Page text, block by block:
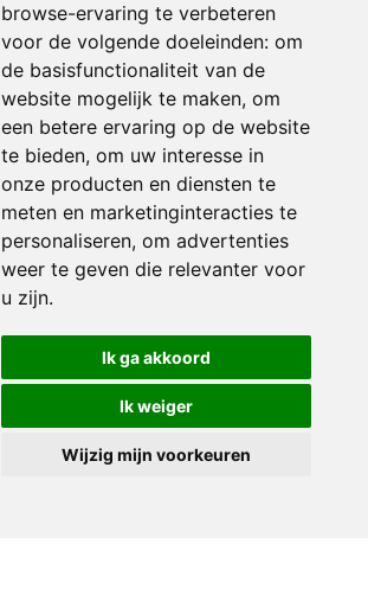
browse-ervaring te verbeteren
voor de volgende doeleinden: om
de basisfunctionaliteit van de
website mogelijk te maken, om
een betere ervaring op de website
te bieden, om uw interesse in
onze producten en diensten te
meten en marketinginteracties te
personaliseren, om advertenties
weer te geven die relevanter voor
u zijn.
Ik ga akkoord
Ik weiger
Wijzig mijn voorkeuren